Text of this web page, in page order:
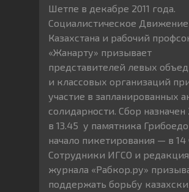
Шетпе в декабре 2011 года.
Социалистическое Движение
Казахстана и рабочий
«Жанарту» призывает
представителей левых
и классовых организаций
участие в запланированных
солидарности. Сбор назначен
в 13.45 у памятника
начало пикетирования — в 14
Сотрудники ИГСО и редакция
журнала «Рабкор.ру»
поддержать борьбу